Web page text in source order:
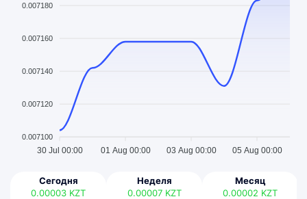
0.007180
0.007160
0.007140
0.007120
0.007100
30 Jul 00:00 01 Aug 00:00 03 Aug 00:00 05 Aug 00:00
Сегодня
0.00003 KZT
Неделя
0.00007 KZT
Месяц
0.00002 KZT